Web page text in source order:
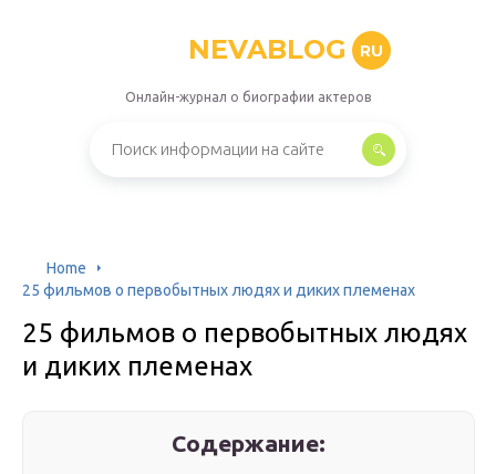
NEVABLOG RU
Онлайн-журнал о биографии актеров
Home
25 фильмов о первобытных людях и диких племенах
25 фильмов о первобытных людях
и диких племенах
Содержание: